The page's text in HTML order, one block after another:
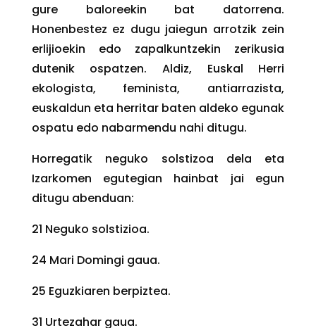
gure baloreekin bat datorrena.
Honenbestez ez dugu jaiegun arrotzik zein
erlijioekin edo zapalkuntzekin zerikusia
dutenik ospatzen. Aldiz, Euskal Herri
ekologista, feminista, antiarrazista,
euskaldun eta herritar baten aldeko egunak
ospatu edo nabarmendu nahi ditugu.
Horregatik neguko solstizoa dela eta
Izarkomen egutegian hainbat jai egun
ditugu abenduan:
21 Neguko solstizioa.
24 Mari Domingi gaua.
25 Eguzkiaren berpiztea.
31 Urtezahar gaua.